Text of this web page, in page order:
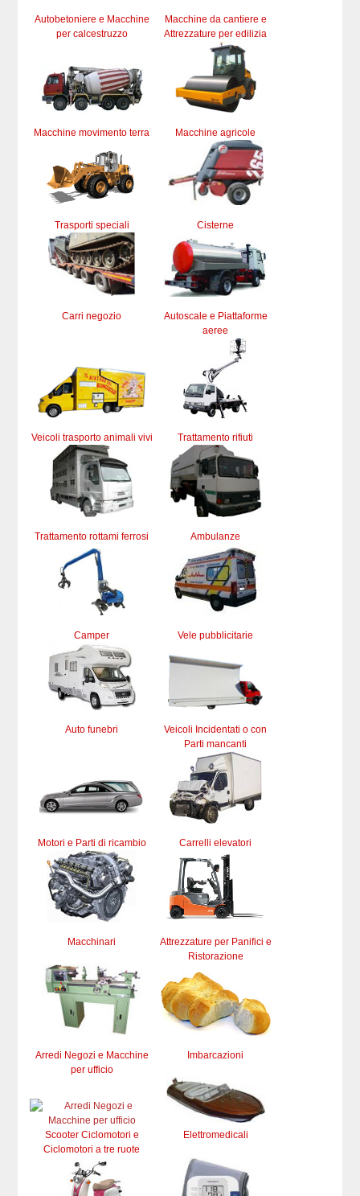
Autobetoniere e Macchine
per calcestruzzo
Macchine da cantiere e
Attrezzature per edilizia
Macchine movimento terra Macchine agricole
Trasporti speciali Cisterne
Carri negozio
Autoscale e Piattaforme
aeree
Veicoli trasporto animali vivi Trattamento rifiuti
Trattamento rottami ferrosi Ambulanze
Camper Vele pubblicitarie
Auto funebri
Veicoli Incidentati o con
Parti mancanti
Motori e Parti di ricambio Carrelli elevatori
Macchinari
Attrezzature per Panifici e
Ristorazione
Arredi Negozi e Macchine
per ufficio
Imbarcazioni
Scooter Ciclomotori e
Ciclomotori a tre ruote
Elettromedicali